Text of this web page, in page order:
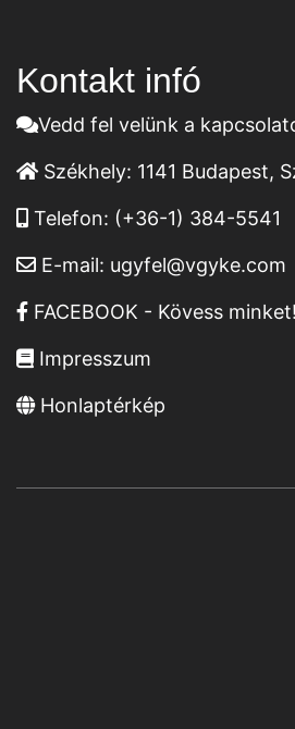
Kontakt infó
Vedd fel velünk a
Székhely: 1141 Budapest,
Telefon: (+36-1) 384-5541
E-mail: ugyfel@vgyke.com
FACEBOOK - Kövess minket!
Impresszum
Honlaptérkép